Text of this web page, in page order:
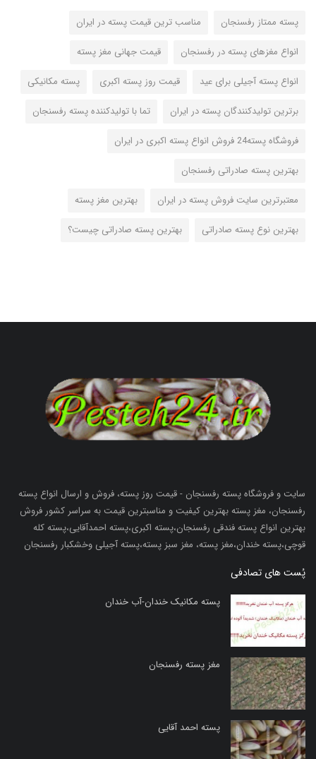
پسته ممتاز رفسنجان
مناسب ترین قیمت پسته در ایران
انواع مغزهای پسته در رفسنجان
قیمت جهانی مغز پسته
انواع پسته آجیلی برای عید
قیمت روز پسته اکبری
پسته مکانیکی
برترین تولیدکنندگان پسته در ایران
تما با تولیدکننده پسته رفسنجان
فروشگاه پسته24 فروش انواع پسته اکبری در ایران
بهترین پسته صادراتی رفسنجان
معتبرترین سایت فروش پسته در ایران
بهترین مغز پسته
بهترین نوع پسته صادراتی
بهترین پسته صادراتی چیست؟
سایت و فروشگاه پسته رفسنجان - قیمت روز پسته، فروش و ارسال انواع پسته
رفسنجان، مغز پسته بهترین کیفیت و مناسبترین قیمت به سراسر کشور فروش
بهترین انواع پسته فندقی رفسنجان،پسته اکبری،پسته احمدآقایی،پسته کله
قوچی،پسته خندان،مغز پسته، مغز سبز پسته،پسته آجیلی وخشکبار رفسنجان
پُست های تصادفی
پسته مکانیک خندان-آب خندان
مغز پسته رفسنجان
پسته احمد آقایی